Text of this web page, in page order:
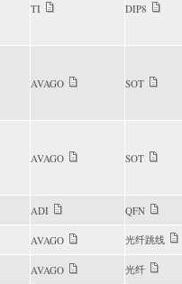
TI DIP8
AVAGO SOT
AVAGO SOT
ADI QFN
AVAGO 光纤跳线
AVAGO 光纤